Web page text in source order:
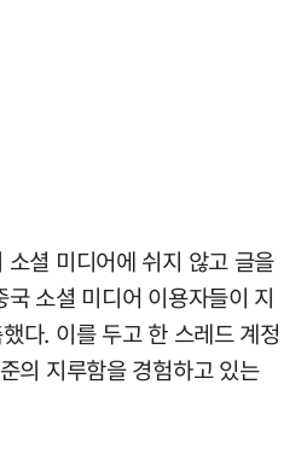
셜 미디어에 쉬지 않고 글을
소셜 미디어 이용자들이 지
다. 이를 두고 한 스레드 계정
의 지루함을 경험하고 있는